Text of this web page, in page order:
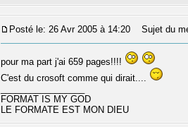
Posté le: 26 Avr 2005 à 14:20 Sujet du
pour ma part j'ai 659 pages!!!!
C'est du crosoft comme qui dirait....
FORMAT IS MY GOD
LE FORMATE EST MON DIEU